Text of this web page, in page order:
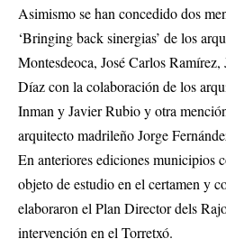
Asimismo se han concedido dos
‘Bringing back sinergias’ de los
Montesdeoca, José Carlos
Díaz con la colaboración de los
Inman y Javier Rubio y otra
arquitecto madrileño Jorge
En anteriores ediciones municipios
objeto de estudio en el certamen y
elaboraron el Plan Director dels
intervención en el Torretxó.